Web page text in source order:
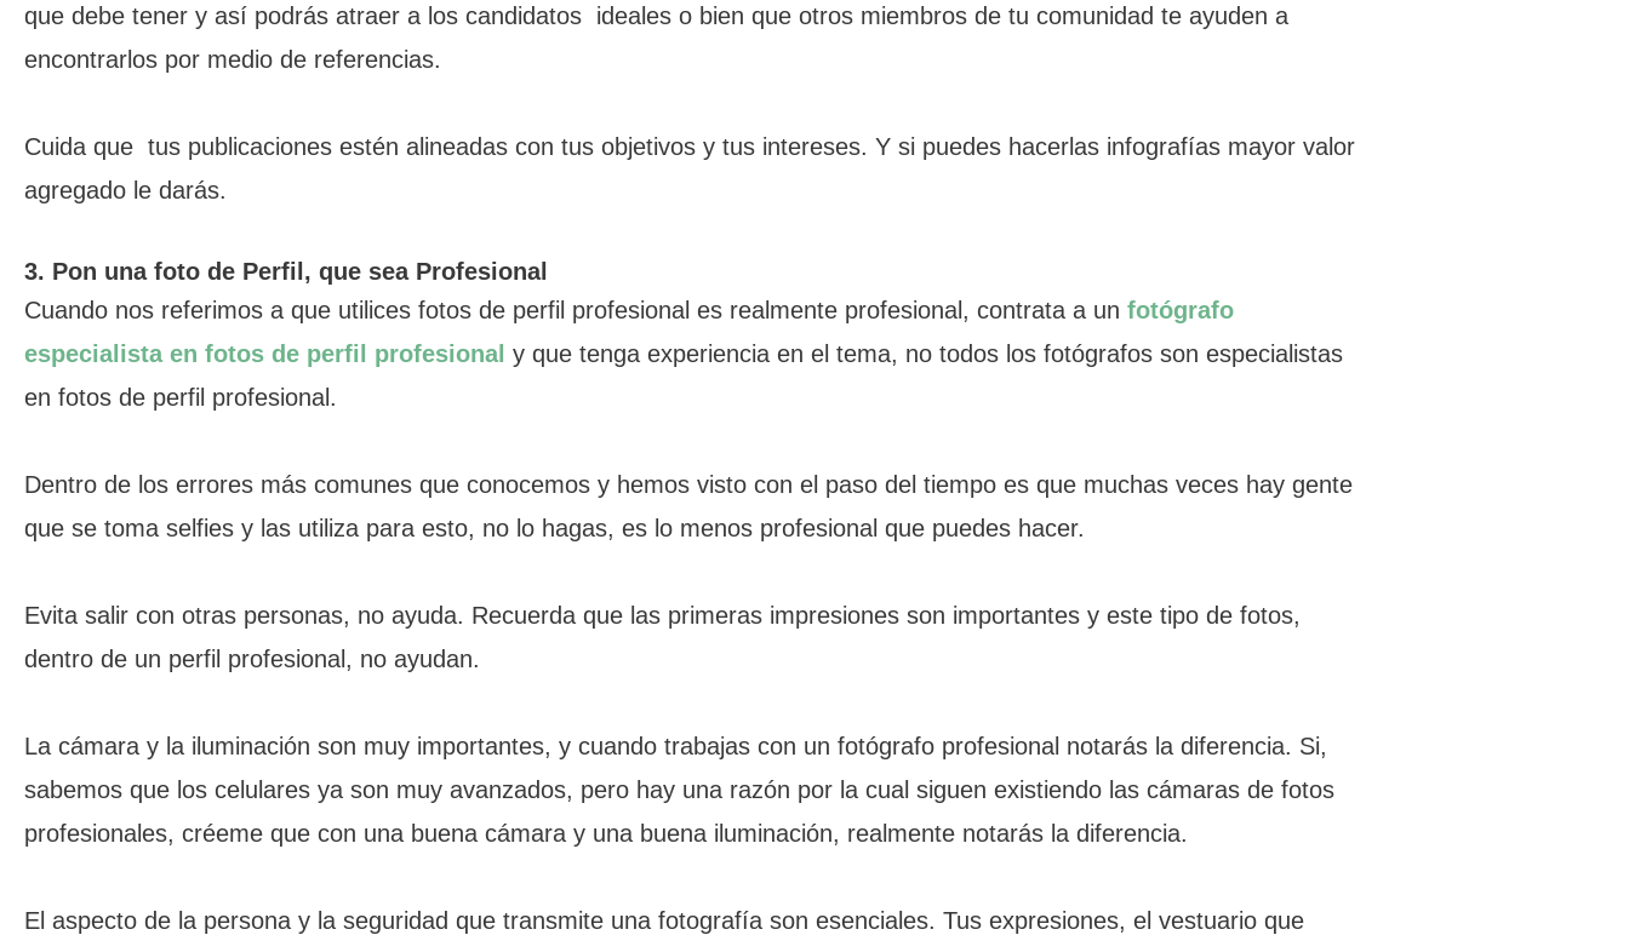
que debe tener y así podrás atraer a los candidatos ideales o bien que otros miembros de tu comunidad te ayuden a
encontrarlos por medio de referencias.
Cuida que tus publicaciones estén alineadas con tus objetivos y tus intereses. Y si puedes hacerlas infografías mayor valor
agregado le darás.
3. Pon una foto de Perfil, que sea Profesional
Cuando nos referimos a que utilices fotos de perfil profesional es realmente profesional, contrata a un fotógrafo
especialista en fotos de perfil profesional y que tenga experiencia en el tema, no todos los fotógrafos son especialistas
en fotos de perfil profesional.
Dentro de los errores más comunes que conocemos y hemos visto con el paso del tiempo es que muchas veces hay gente
que se toma selfies y las utiliza para esto, no lo hagas, es lo menos profesional que puedes hacer.
Evita salir con otras personas, no ayuda. Recuerda que las primeras impresiones son importantes y este tipo de fotos,
dentro de un perfil profesional, no ayudan.
La cámara y la iluminación son muy importantes, y cuando trabajas con un fotógrafo profesional notarás la diferencia. Si,
sabemos que los celulares ya son muy avanzados, pero hay una razón por la cual siguen existiendo las cámaras de fotos
profesionales, créeme que con una buena cámara y una buena iluminación, realmente notarás la diferencia.
El aspecto de la persona y la seguridad que transmite una fotografía son esenciales. Tus expresiones, el vestuario que